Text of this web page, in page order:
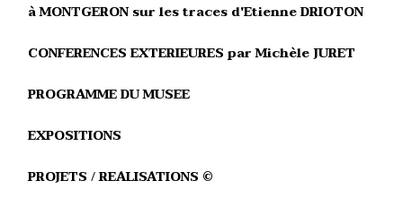
à MONTGERON sur les traces d'Etienne DRIOTON
CONFERENCES EXTERIEURES par Michèle JURET
PROGRAMME DU MUSEE
EXPOSITIONS
PROJETS / REALISATIONS ©